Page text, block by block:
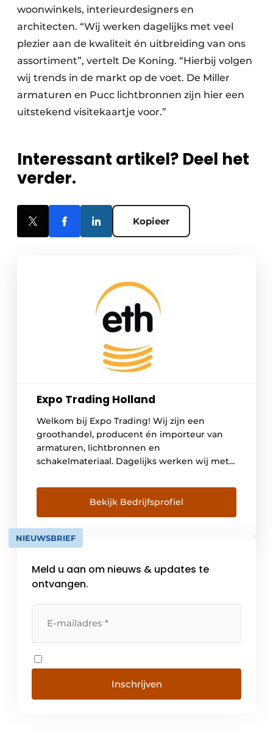
woonwinkels, interieurdesigners en
architecten. “Wij werken dagelijks met veel
plezier aan de kwaliteit én uitbreiding van ons
assortiment”, vertelt De Koning. “Hierbij volgen
wij trends in de markt op de voet. De Miller
armaturen en Pucc lichtbronnen zijn hier een
uitstekend visitekaartje voor.”
Interessant artikel? Deel het
verder.
Kopieer
Expo Trading Holland
Welkom bij Expo Trading! Wij zijn een
groothandel, producent én importeur van
armaturen, lichtbronnen en
schakelmateriaal. Dagelijks werken wij met
van ons assortiment. Ons uitgebreide
aanbod is onder te verdelen in diverse
stijlen. Van strak en modern, tot exclusief en
landelijk. Bekijk onze catalogus om een
selectie van […]
Bekijk Bedrijfsprofiel
NIEUWSBRIEF
Meld u aan om nieuws & updates te
ontvangen.
Inschrijven